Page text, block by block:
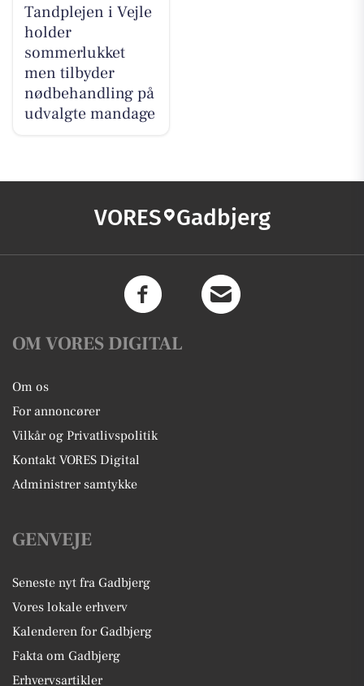
Tandplejen i Vejle
holder
sommerlukket
men tilbyder
nødbehandling på
udvalgte mandage
VORES Gadbjerg
OM VORES DIGITAL
Om os
For annoncører
Vilkår og Privatlivspolitik
Kontakt VORES Digital
Administrer samtykke
GENVEJE
Seneste nyt fra Gadbjerg
Vores lokale erhverv
Kalenderen for Gadbjerg
Fakta om Gadbjerg
Erhvervsartikler